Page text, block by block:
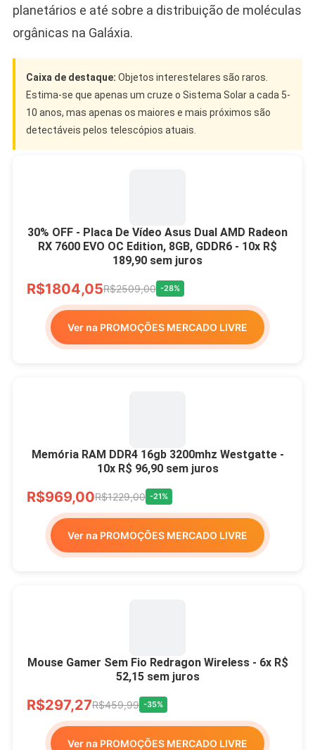
planetários e até sobre a distribuição de moléculas
orgânicas na Galáxia.
Caixa de destaque: Objetos interestelares são raros.
Estima-se que apenas um cruze o Sistema Solar a cada 5-
10 anos, mas apenas os maiores e mais próximos são
detectáveis pelos telescópios atuais.
30% OFF - Placa De Vídeo Asus Dual AMD Radeon
RX 7600 EVO OC Edition, 8GB, GDDR6 - 10x R$
189,90 sem juros
R$1804,05R$2509,00 -28%
Ver na PROMOÇÕES MERCADO LIVRE
Memória RAM DDR4 16gb 3200mhz Westgatte -
10x R$ 96,90 sem juros
R$969,00R$1229,00 -21%
Ver na PROMOÇÕES MERCADO LIVRE
Mouse Gamer Sem Fio Redragon Wireless - 6x R$
52,15 sem juros
R$297,27R$459,99 -35%
Ver na PROMOÇÕES MERCADO LIVRE